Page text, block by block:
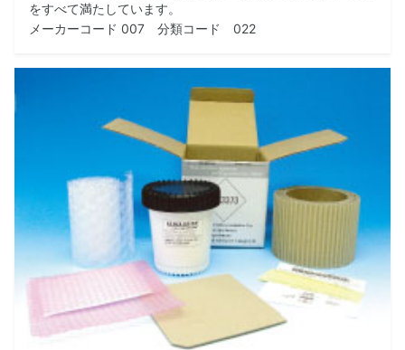
をすべて満たしています。
メーカーコード 007 分類コード 022